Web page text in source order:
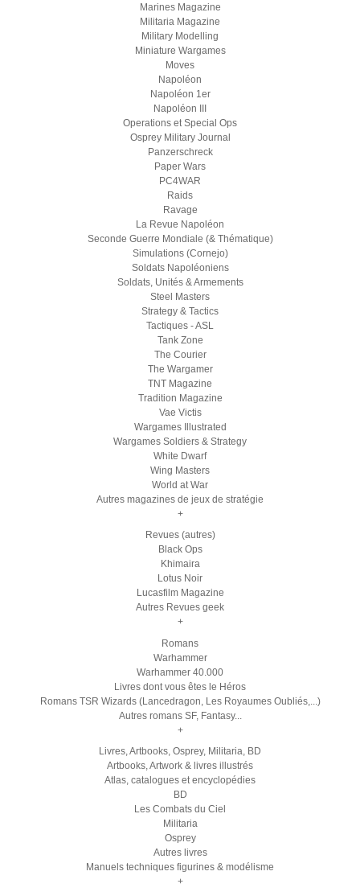
Marines Magazine
Militaria Magazine
Military Modelling
Miniature Wargames
Moves
Napoléon
Napoléon 1er
Napoléon III
Operations et Special Ops
Osprey Military Journal
Panzerschreck
Paper Wars
PC4WAR
Raids
Ravage
La Revue Napoléon
Seconde Guerre Mondiale (& Thématique)
Simulations (Cornejo)
Soldats Napoléoniens
Soldats, Unités & Armements
Steel Masters
Strategy & Tactics
Tactiques - ASL
Tank Zone
The Courier
The Wargamer
TNT Magazine
Tradition Magazine
Vae Victis
Wargames Illustrated
Wargames Soldiers & Strategy
White Dwarf
Wing Masters
World at War
Autres magazines de jeux de stratégie
+
Revues (autres)
Black Ops
Khimaira
Lotus Noir
Lucasfilm Magazine
Autres Revues geek
+
Romans
Warhammer
Warhammer 40.000
Livres dont vous êtes le Héros
Romans TSR Wizards (Lancedragon, Les Royaumes Oubliés,...)
Autres romans SF, Fantasy...
+
Livres, Artbooks, Osprey, Militaria, BD
Artbooks, Artwork & livres illustrés
Atlas, catalogues et encyclopédies
BD
Les Combats du Ciel
Militaria
Osprey
Autres livres
Manuels techniques figurines & modélisme
+